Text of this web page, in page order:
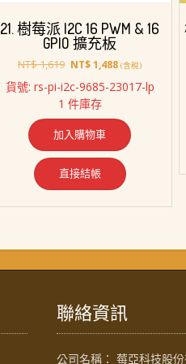
21. 樹莓派 I2C 16 PWM & 16
GPIO 擴充板
NT$1,619 原
價
格：
NT$ 1,619。
NT$1,488目
價
NT$ 1,488。
(含稅)
貨號: rs-pi-i2c-9685-23017-lp
1 件庫存
加入購物車
直接結帳
聯絡資訊
公司名稱： 莓亞科技股